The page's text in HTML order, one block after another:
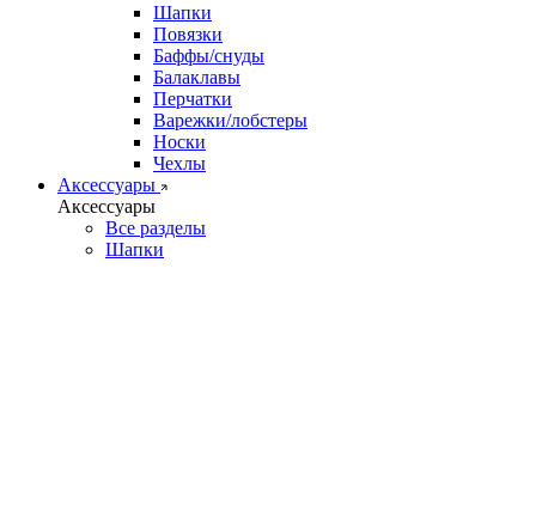
Шапки
Повязки
Баффы/снуды
Балаклавы
Перчатки
Варежки/лобстеры
Носки
Чехлы
Аксессуары
Аксессуары
Все разделы
Шапки